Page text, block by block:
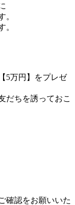
。
。
5万円】をプレゼ
だちを誘っておこ
確認をお願いいた